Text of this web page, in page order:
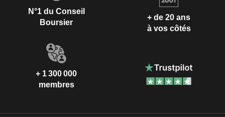
N°1 du Conseil
Boursier
+ de 20 ans
à vos côtés
+ 1 300 000
membres